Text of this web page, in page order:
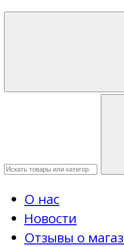
О нас
Новости
Отзывы о